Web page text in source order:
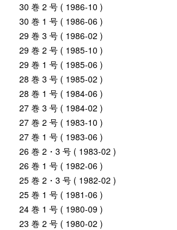
30 巻 2 号 ( 1986-10 )
30 巻 1 号 ( 1986-06 )
29 巻 3 号 ( 1986-02 )
29 巻 2 号 ( 1985-10 )
29 巻 1 号 ( 1985-06 )
28 巻 3 号 ( 1985-02 )
28 巻 1 号 ( 1984-06 )
27 巻 3 号 ( 1984-02 )
27 巻 2 号 ( 1983-10 )
27 巻 1 号 ( 1983-06 )
26 巻 2・3 号 ( 1983-02 )
26 巻 1 号 ( 1982-06 )
25 巻 2・3 号 ( 1982-02 )
25 巻 1 号 ( 1981-06 )
24 巻 1 号 ( 1980-09 )
23 巻 2 号 ( 1980-02 )